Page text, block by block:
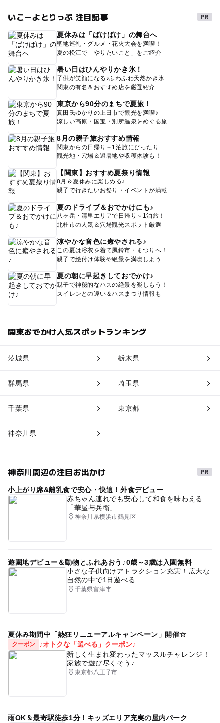
いこーよとりっぷ 注目記事
夏休みは「ばけばけ」の舞台へ
聖地巡礼・グルメ・花火大会を満喫！
夏の松江で「やりたいこと」をご紹介
暑い日はひんやりかき氷！
子供が笑顔になる♪ふわふわ天然かき氷
関東の有名＆おすすめ店を厳選紹介
東京から90分のまちで夏旅！
真田氏ゆかりの上田市で観光を満喫♪
涼しい高原・国宝・別所温泉をめぐる旅
8月の親子旅おすすめ情報
関東からの日帰り～1泊旅にぴったり
観光地・穴場＆避暑地や収穫体験も！
【関東】おすすめ夏祭り情報
8月＆夏休みに楽しめる♪
親子で行きたいお祭り・イベントが満載
夏のドライブ＆おでかけにも♪
八ヶ岳・清里エリアで日帰り～1泊旅！
北杜市の人気＆穴場観光スポット厳選
涼やかな音色に癒やされる♪
この夏は浴衣を着て風鈴市・まつりへ！
親子で絵付け体験や絶景を満喫しよう
夏の朝に早起きしておでかけ♪
親子で神秘的なハスの絶景を楽しもう！
スイレンとの違い＆ハスまつり情報も
関東おでかけ人気スポットランキング
茨城県 栃木県
群馬県 埼玉県
千葉県 東京都
神奈川県
神奈川周辺の注目お出かけ
小上がり席&離乳食で安心・快適！外食デビュー
赤ちゃん連れでも安心して和食を味わえる
「華屋与兵衛」
神奈川県横浜市鶴見区
遊園地デビュー＆動物とふれあおう♪0歳～3歳は入園無料
小さな子供向けアトラクション充実！広大な
自然の中で1日遊べる
千葉県富津市
夏休み期間中「熱狂リニューアルキャンペーン」開催☆
クーポン
♪オトクな「選べる」クーポン♪
新しく生まれ変わったマッスルチャレンジ！
家族で遊び尽くそう♪
東京都八王子市
雨OK＆最寄駅徒歩1分！キッズエリア充実の屋内パーク